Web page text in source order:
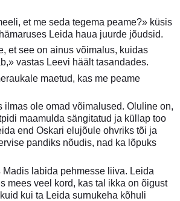
et me seda tegema peame?» küsis
Leida haua juurde jõudsid.
et see on ainus võimalus, kuidas
vastas Leevi häält tasandades.
maetud, kas me peame
ilmas ole omad võimalused. Oluline on,
maamulda sängitatud ja küllap too
end Oskari elujõule ohvriks tõi ja
pandiks nõudis, nad ka lõpuks
Madis labida pehmesse liiva. Leida
mees veel kord, kas tal ikka on õigust
kui ta Leida surnukeha kõhuli